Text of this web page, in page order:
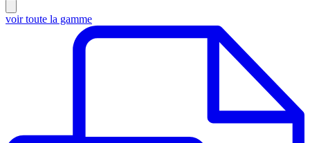
voir toute la gamme